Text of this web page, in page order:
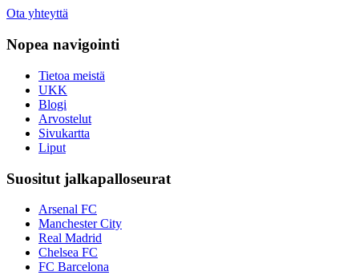
Ota yhteyttä
Nopea navigointi
Tietoa meistä
UKK
Blogi
Arvostelut
Sivukartta
Liput
Suositut jalkapalloseurat
Arsenal FC
Manchester City
Real Madrid
Chelsea FC
FC Barcelona